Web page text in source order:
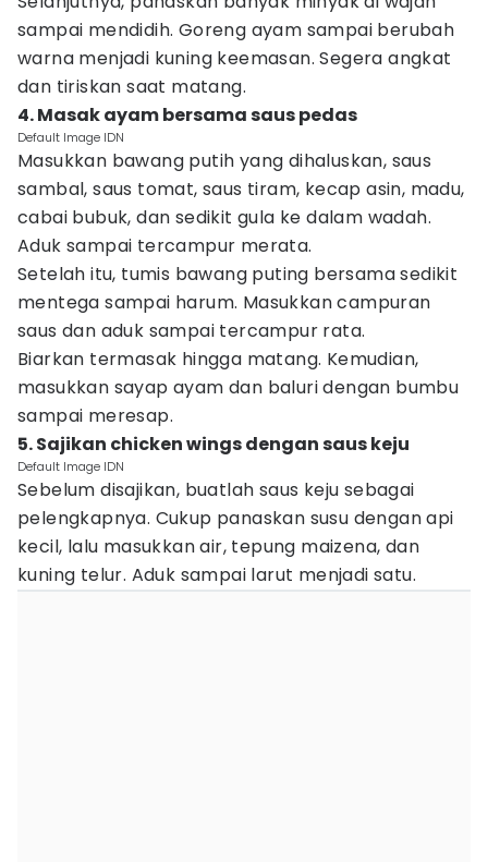
sampai mendidih. Goreng ayam sampai berubah
warna menjadi kuning keemasan. Segera angkat
dan tiriskan saat matang.
4. Masak ayam bersama saus pedas
Default Image IDN
Masukkan bawang putih yang dihaluskan, saus
sambal, saus tomat, saus tiram, kecap asin, madu,
cabai bubuk, dan sedikit gula ke dalam wadah.
Aduk sampai tercampur merata.
Setelah itu, tumis bawang puting bersama sedikit
mentega sampai harum. Masukkan campuran
saus dan aduk sampai tercampur rata.
Biarkan termasak hingga matang. Kemudian,
masukkan sayap ayam dan baluri dengan bumbu
sampai meresap.
5. Sajikan chicken wings dengan saus keju
Default Image IDN
Sebelum disajikan, buatlah saus keju sebagai
pelengkapnya. Cukup panaskan susu dengan api
kecil, lalu masukkan air, tepung maizena, dan
kuning telur. Aduk sampai larut menjadi satu.